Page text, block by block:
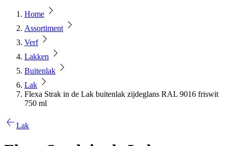
Home
Assortiment
Verf
Lakken
Buitenlak
Lak
Flexa Strak in de Lak buitenlak zijdeglans RAL 9016 friswit
750 ml
Lak